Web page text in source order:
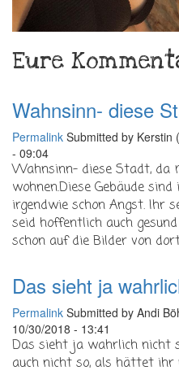
Eure
Wahnsinn- diese
Permalink Submitted by Kerstin
- 09:04
Wahnsinn- diese Stadt, da
wohnen.Diese Gebäude
irgendwie schon Angst. Ihr
seid hoffentlich auch
schon auf die Bilder von
Das sieht ja
Permalink Submitted by Andi
10/30/2018 - 13:41
Das sieht ja wahrlich nicht
auch nicht so, als hättet ihr